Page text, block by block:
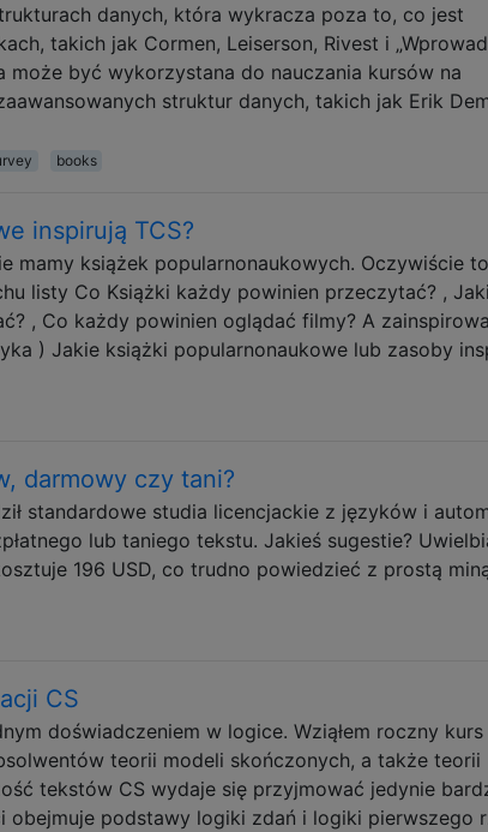
danych, która wykracza poza to, co jest
takich jak Cormen, Leiserson, Rivest i
może być wykorzystana do nauczania kursów na
struktur danych, takich jak Erik
books
inspirują TCS?
mamy książek popularnonaukowych. Oczywiście
listy Co Książki każdy powinien przeczytać? ,
, Co każdy powinien oglądać filmy? A
) Jakie książki popularnonaukowe lub zasoby
darmowy czy tani?
standardowe studia licencjackie z języków i
lub taniego tekstu. Jakieś sugestie?
196 USD, co trudno powiedzieć z prostą
CS
doświadczeniem w logice. Wziąłem roczny kurs
teorii modeli skończonych, a także teorii
tekstów CS wydaje się przyjmować jedynie
obejmuje podstawy logiki zdań i logiki pierwszego